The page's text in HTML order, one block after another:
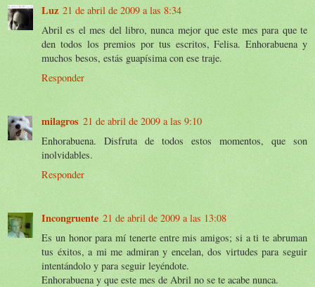
Luz 21 de abril de 2009 a las 8:34
Abril es el mes del libro, nunca mejor que este mes para que te
den todos los premios por tus escritos, Felisa. Enhorabuena y
muchos besos, estás guapísima con ese traje.
Responder
milagros 21 de abril de 2009 a las 9:10
Enhorabuena. Disfruta de todos estos momentos, que son
inolvidables.
Responder
Incongruente 21 de abril de 2009 a las 13:08
Es un honor para mí tenerte entre mis amigos; si a ti te abruman
tus éxitos, a mi me admiran y encelan, dos virtudes para seguir
intentándolo y para seguir leyéndote.
Enhorabuena y que este mes de Abril no se te acabe nunca.